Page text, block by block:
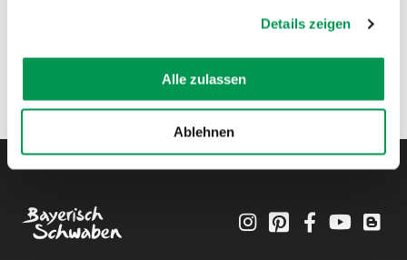
Details zeigen
Alle zulassen
Ablehnen
InstagramPinterestFacebookYouTube